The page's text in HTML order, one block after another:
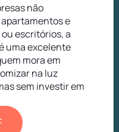
não
e
escritórios, a
uma excelente
mora em
na luz
sem investir em